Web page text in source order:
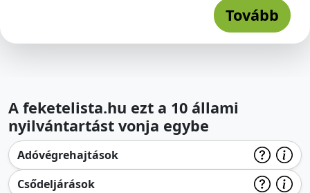
Tovább
A feketelista.hu ezt a 10 állami
nyilvántartást vonja egybe
Adóvégrehajtások
Csődeljárások